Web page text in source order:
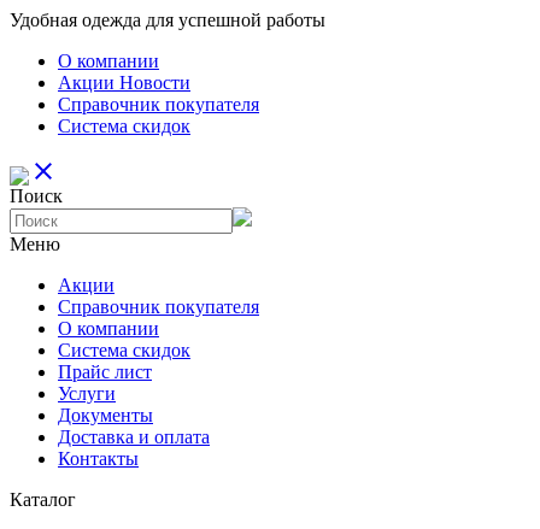
Удобная одежда для успешной работы
О компании
Aкции Новости
Справочник покупателя
Система скидок
close
Поиск
Меню
Aкции
Справочник покупателя
О компании
Система скидок
Прайс лист
Услуги
Документы
Доставка и оплата
Контакты
Каталог